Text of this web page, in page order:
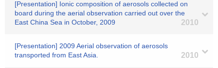
[Presentation] Ionic composition of aerosols collected on
board during the aerial observation carried out over the
East China Sea in October, 2009
2010
[Presentation] 2009 Aerial observation of aerosols
transported from East Asia.
2010